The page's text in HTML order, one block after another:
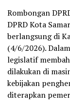
Rombongan
DPRD Kota
berlangsung di
(4/6/2026).
legislatif
dilakukan di
kebijakan
diterapkan